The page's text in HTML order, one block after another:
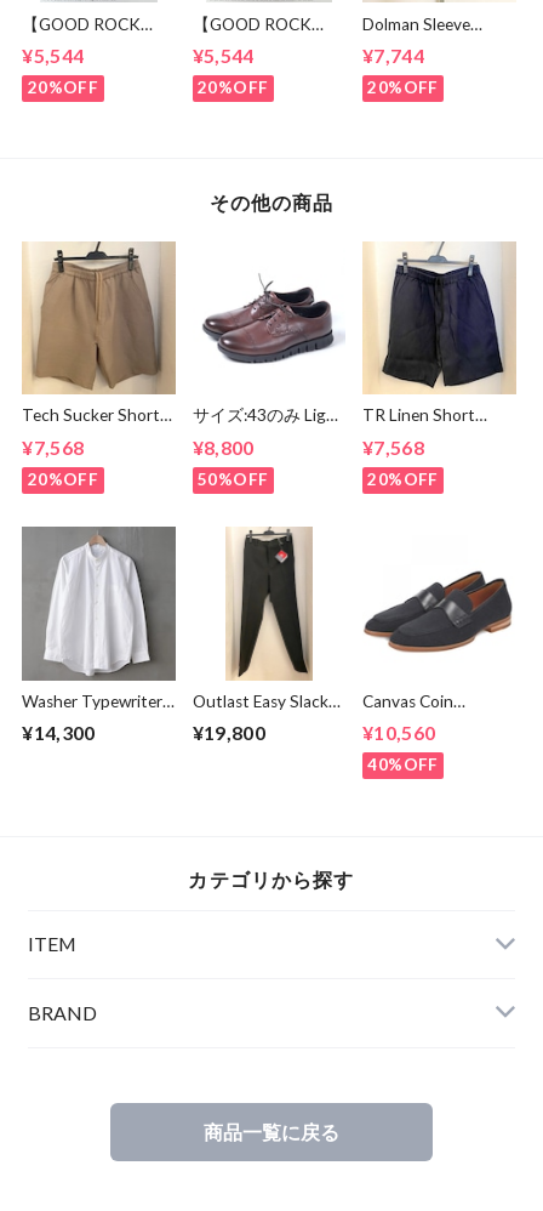
【GOOD ROCK
DAY “Kerplunk!”
Front & Back
Graphic T-Shirt
¥5,544
20%OFF
【GOOD ROCK
Classic Logo Graphic
Ringer T-Shirt
Brown
¥5,544
20%OFF
Dolman Sleeve
Sewn Black /
White
¥7,744
20%OFF
その他の商品
Tech Sucker Short
¥7,568
20%OFF
サイズ:43のみ Light
Derby Shoes Dark
Brown
¥8,800
50%OFF
TR Linen Short
¥7,568
20%OFF
Washer Typewriter
Collar Shirt White
¥14,300
Outlast Easy Slacks
¥19,800
Canvas Coin
¥10,560
40%OFF
カテゴリから探す
ITEM
BRAND
商品一覧に戻る